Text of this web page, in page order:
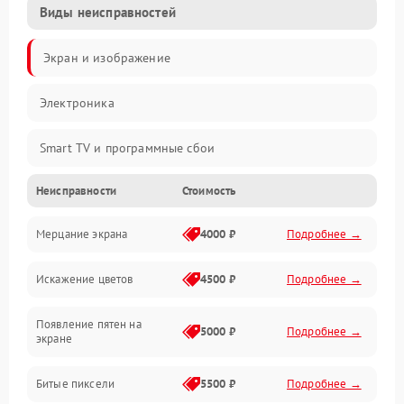
Виды неисправностей
Экран и изображение
Электроника
Smart TV и программные сбои
Питание и запуск
Подсветка и LED-модули
Звук и аудиосистема
Сигнал и приём каналов
Неисправности Стоимость
Мерцание экрана 4000 ₽ Подробнее →
Искажение цветов 4500 ₽ Подробнее →
Появление пятен на
экране
5000 ₽ Подробнее →
Битые пиксели 5500 ₽ Подробнее →